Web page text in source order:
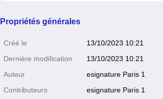
Propriétés générales
Créé le 13/10/2023 10:21
Dernière modification 13/10/2023 10:21
Auteur esignature Paris 1
Contributeurs esignature Paris 1